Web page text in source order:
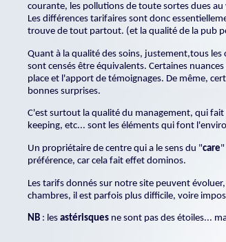
courante, les pollutions de toute sortes dues
Les différences tarifaires sont donc
trouve de tout partout. (et la qualité de la pub
Quant à la qualité des soins, justement,tous les
sont censés être équivalents. Certaines
place et l'apport de témoignages. De même,
bonnes surprises.
C'est surtout la qualité du management, qui
keeping, etc... sont les éléments qui font
Un propriétaire de centre qui a le sens du "care"
préférence, car cela fait effet dominos.
Les tarifs donnés sur notre site peuvent
chambres, il est parfois plus difficile, voire
NB : les astérisques ne sont pas des étoiles...